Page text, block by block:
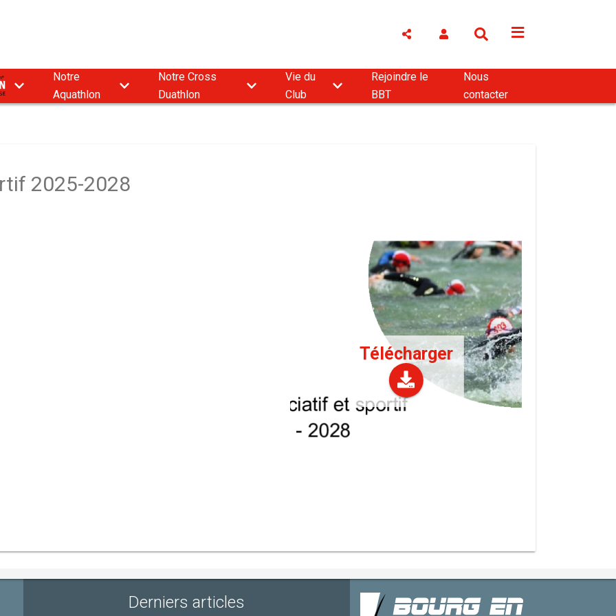
9
Notre
Aquathlon
Notre Cross
Duathlon
Vie du
Club
Rejoindre le
BBT
Nous
contacter
2025-2028
Télécharger
Derniers articles